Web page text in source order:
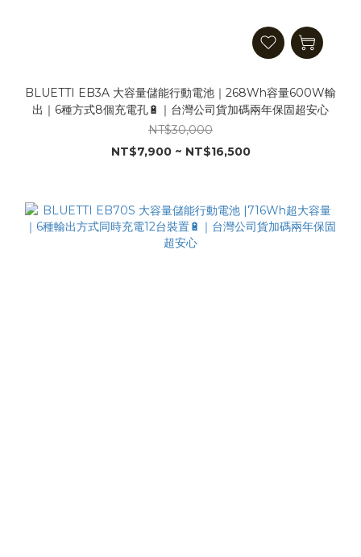
BLUETTI EB3A 大容量儲能行動電池｜268Wh容量600W輸
出｜6種方式8個充電孔🔋｜台灣公司貨加碼兩年保固超安心
NT$30,000
NT$7,900 ~ NT$16,500